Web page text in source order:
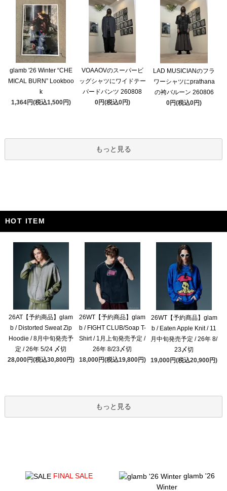
glamb '26 Winter “CHE
MICAL BURN” Lookboo
k
1,364円(税込1,500円)
VOAAOVのスーパービ
ッグシャツにワイドテー
パードパンツ 260808
0円(税込0円)
LAD MUSICIANのフラ
ワーシャツにprathana
の袴バルーン 260806
0円(税込0円)
もっと見る
HOT ITEM
26AT【予約商品】glam
b / Distorted Sweat Zip
Hoodie / 8月中旬発売予
定 / 26年 5/24 〆切
28,000円(税込30,800円)
26WT【予約商品】glam
b / FIGHT CLUB/Soap T-
Shirt / 1月上旬発売予定 /
26年 8/23〆切
18,000円(税込19,800円)
26WT【予約商品】glam
b / Eaten Apple Knit / 11
月中旬発売予定 / 26年 8/
23〆切
19,000円(税込20,900円)
もっと見る
FINAL SALE
glamb '26
Winter